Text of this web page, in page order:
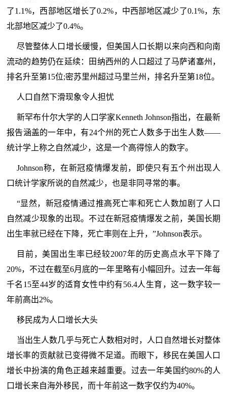
了1.1%，西部地区增长了0.2%，中西部地区减少了0.1%，东
北部地区减少了0.4%。
尽管整体人口增长缓慢，但美国人口长期以来向西和向南
流动的趋势仍在延续：田纳西州的人口超过了马萨诸塞州，
排名升至第15位;密苏里州超过马里兰州，排名升至第18位。
人口自然下滑现象令人担忧
新罕布什尔大学的人口学家Kenneth Johnson指出，在最新
报告涵盖的一年中，有24个州的死亡人数多于出生人数——
统计学上称之自然减少，这是一个高得惊人的数字。
Johnson称，在新冠疫情爆发前，即使只有五个州出现人
口统计学家所说的自然减少，也是非同寻常的事。
“显然，新冠疫情通过推高死亡率和死亡人数加剧了人口
自然减少现象的出现。不过在新冠疫情爆发之前，美国长期
出生率就已经在下降，死亡率则在上升，”Johnson表示。
目前，美国出生率已经较2007年的历史高点水平下降了
20%，不过在截至6月底的一年里略有小幅回升。过去一年每
千名15至44岁的适育女性中约有56.4人生育，这一数字较一
年前高出2%。
移民成为人口增长大头
当出生人数几乎与死亡人数相对时，人口自然增长对整体
增长率的贡献就已变得微不足道。而眼下，移民在美国人口
增长中扮演的角色正越来越重要。过去一年美国约80%的人
口增长来自海外移民，而十年前这一数字仅约为40%。